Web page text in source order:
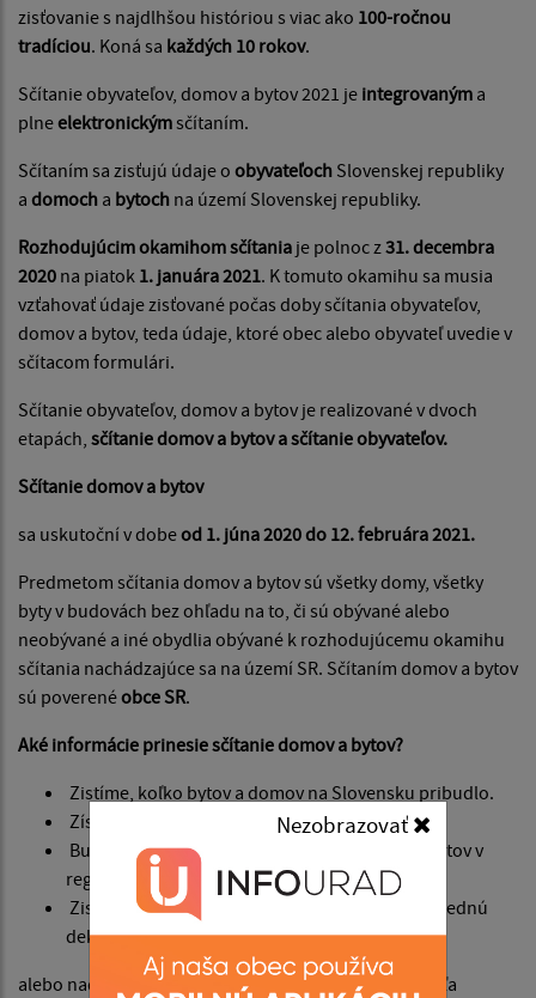
Nezobrazovať
zisťovanie s najdlhšou históriou s viac ako 100-ročnou
tradíciou. Koná sa každých 10 rokov.
Sčítanie obyvateľov, domov a bytov 2021 je integrovaným a
plneelektronickýmsčítaním.
Sčítaním sa zisťujú údaje o obyvateľoch Slovenskej republiky
a domoch a bytoch na území Slovenskej republiky.
Rozhodujúcim okamihom sčítania je polnoc z31. decembra
2020 na piatok 1. januára 2021. K tomuto okamihu sa musia
vzťahovať údaje zisťované počas doby sčítania obyvateľov,
domov a bytov, teda údaje, ktoré obec alebo obyvateľ uvedie v
sčítacom formulári.
Sčítanie obyvateľov, domov a bytov je realizované v dvoch
etapách, sčítanie domov a bytov asčítanie obyvateľov.
Sčítanie domov a bytov
sa uskutoční v dobeod 1. júna 2020 do 12. februára 2021.
Predmetom sčítania domov a bytov sú všetky domy, všetky
byty v budovách bez ohľadu na to, či sú obývané alebo
neobývané a iné obydlia obývané k rozhodujúcemu okamihu
sčítania nachádzajúce sa na území SR. Sčítaním domov a bytov
sú poverenéobce SR.
Aké informácie prinesie sčítanie domov a bytov?
Zistíme, koľko bytov a domov na Slovensku pribudlo.
Získame prehľad o formách vlastníctva bytov.
Budeme vedieť počty a podiely neobývaných bytov v
regiónoch.
Zistíme, ako Slováci bývajú, či preferujú za poslednú
dekádu menšie byty,
alebo naďalej väčšie a ako sa táto preferencia líši podľa